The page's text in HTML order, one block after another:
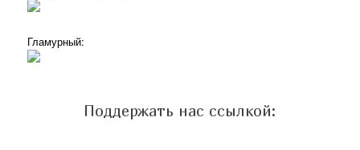
Гламурный:
Поддержать нас ссылкой: